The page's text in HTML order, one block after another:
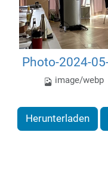
Photo-2024-
image/webp
Herunterladen